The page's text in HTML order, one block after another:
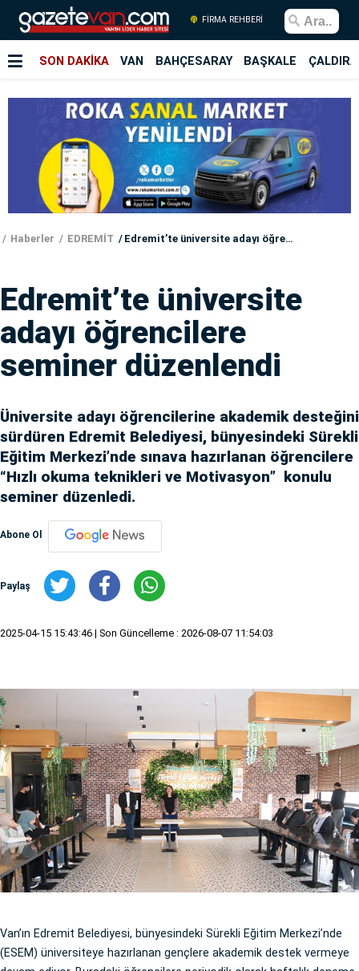
FİRMA REHBERİ
SON DAKİKA VAN BAHÇESARAY BAŞKALE
Haberler EDREMİT Edremit’te üniversite adayı öğrencilere seminer düzenlendi
Edremit’te üniversite
adayı öğrencilere
seminer düzenlendi
Üniversite adayı öğrencilerine akademik desteğini
sürdüren Edremit Belediyesi, bünyesindeki Sürekli
Eğitim Merkezi’nde sınava hazırlanan öğrencilere
“Hızlı okuma teknikleri ve Motivasyon” konulu
seminer düzenledi.
Abone Ol
Paylaş
2025-04-15 15:43:46 | Son Güncelleme : 2026-08-07 11:54:03
Van’ın Edremit Belediyesi, bünyesindeki Sürekli Eğitim Merkezi’nde
(ESEM) üniversiteye hazırlanan gençlere akademik destek vermeye